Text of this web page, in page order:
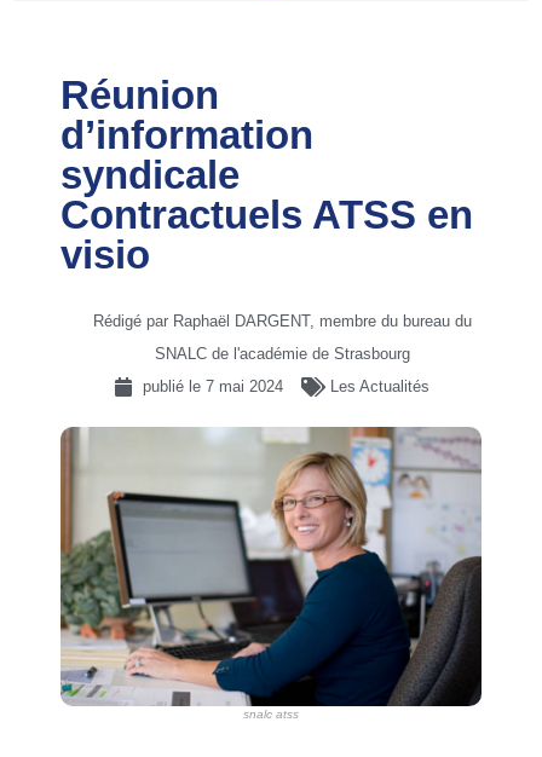
Réunion
d’information
syndicale
Contractuels ATSS en
visio
Rédigé par Raphaël DARGENT, membre du bureau du
SNALC de l'académie de Strasbourg
publié le 7 mai 2024 Les Actualités
snalc atss